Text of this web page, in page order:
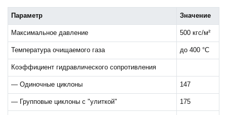
Параметр Значение
Максимальное давление 500 кгс/м²
Температура очищаемого газа до 400 °C
Коэффициент гидравлического сопротивления
— Одиночные циклоны 147
— Групповые циклоны с "улиткой" 175